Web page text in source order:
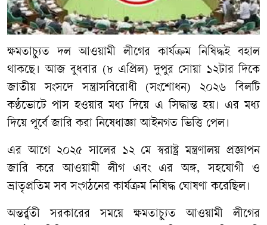
ক্ষমতাচ্যুত দল আওয়ামী লীগের কার্যক্রম নিষিদ্ধই বহাল
থাকছে। আজ বুধবার (৮ এপ্রিল) দুপুর সোয়া ১২টার দিকে
জাতীয় সংসদে সন্ত্রাসবিরোধী (সংশোধন) ২০২৬ বিলটি
কণ্ঠভোটে পাস হওয়ার মধ্য দিয়ে এ সিদ্ধান্ত হয়। এর মধ্য
দিয়ে পূর্বে জারি করা নিষেধাজ্ঞা আইনগত ভিত্তি পেল।
এর আগে ২০২৫ সালের ১২ মে স্বরাষ্ট্র মন্ত্রণালয় প্রজ্ঞাপন
জারি করে আওয়ামী লীগ এবং এর অঙ্গ, সহযোগী ও
ভ্রাতৃপ্রতিম সব সংগঠনের কার্যক্রম নিষিদ্ধ ঘোষণা করেছিল।
অন্তর্র্বতী সরকারের সময়ে ক্ষমতাচ্যুত আওয়ামী লীগের